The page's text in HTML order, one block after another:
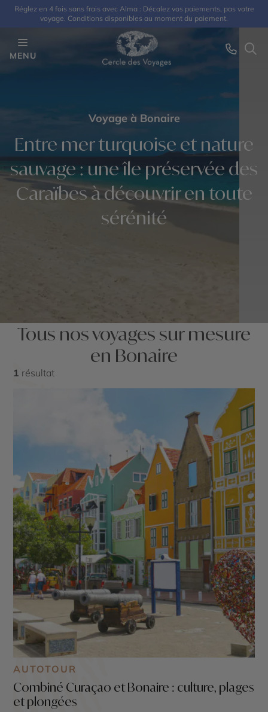
Réglez en 4 fois sans frais avec Alma : Décalez vos paiements, pas votre
voyage. Conditions disponibles au moment du paiement.
MENU
Voyage à Bonaire
Entre mer turquoise et nature
sauvage : une île préservée des
Caraïbes à découvrir en toute
sérénité
Tous nos voyages sur mesure
en Bonaire
1 résultat
AUTOTOUR
Combiné Curaçao et Bonaire : culture, plages
et plongées